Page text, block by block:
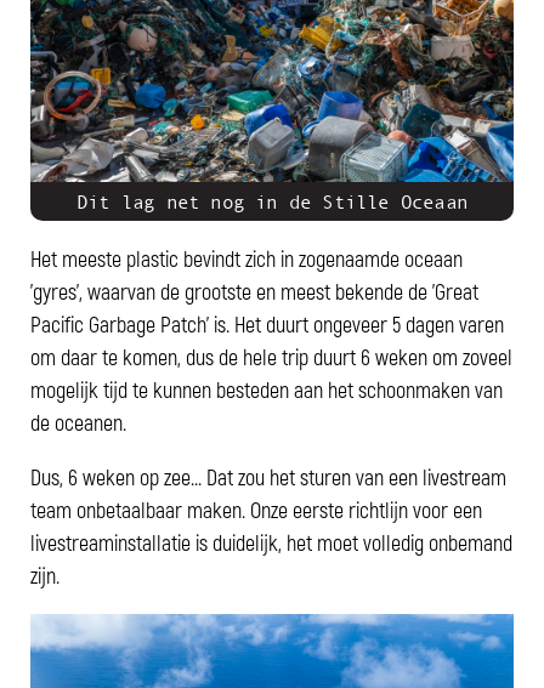
Dit lag net nog in de Stille Oceaan
Het meeste plastic bevindt zich in zogenaamde oceaan
'gyres', waarvan de grootste en meest bekende de 'Great
Pacific Garbage Patch' is. Het duurt ongeveer 5 dagen varen
om daar te komen, dus de hele trip duurt 6 weken om zoveel
mogelijk tijd te kunnen besteden aan het schoonmaken van
de oceanen.
Dus, 6 weken op zee... Dat zou het sturen van een livestream
team onbetaalbaar maken. Onze eerste richtlijn voor een
livestreaminstallatie is duidelijk, het moet volledig onbemand
zijn.